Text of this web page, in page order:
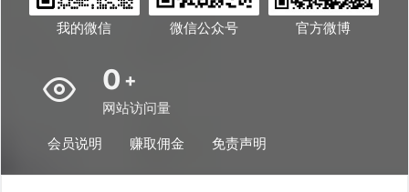
我的微信 微信公众号 官方微博
0 +
网站访问量
会员说明 赚取佣金 免责声明